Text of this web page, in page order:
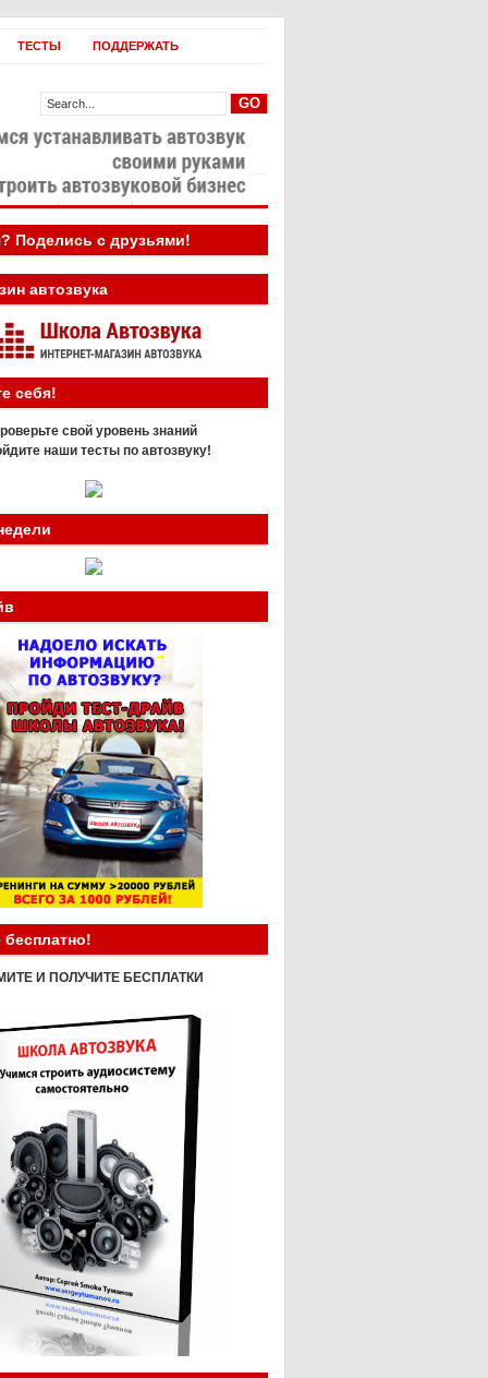
ТЕСТЫ ПОДДЕРЖАТЬ
Бизнес
Поделись с друзьями!
автозвука
себя!
свой уровень знаний
наши тесты по автозвуку!
бесплатно!
И ПОЛУЧИТЕ БЕСПЛАТКИ